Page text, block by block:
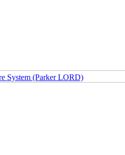
System (Parker LORD)